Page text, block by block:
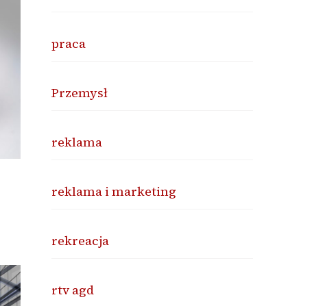
praca
Przemysł
reklama
reklama i marketing
rekreacja
rtv agd